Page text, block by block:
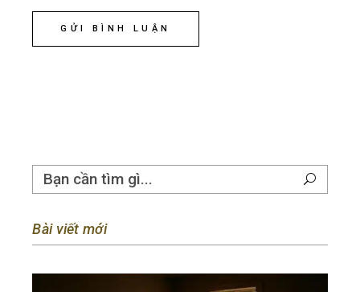
GỬI BÌNH LUẬN
Bài viết mới